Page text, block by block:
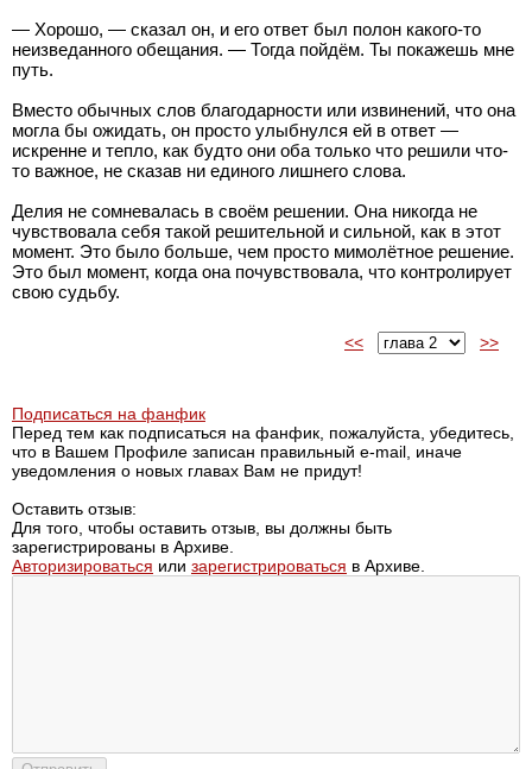
— Хорошо, — сказал он, и его ответ был полон какого-то
неизведанного обещания. — Тогда пойдём. Ты покажешь мне
путь.
Вместо обычных слов благодарности или извинений, что она
могла бы ожидать, он просто улыбнулся ей в ответ —
искренне и тепло, как будто они оба только что решили что-
то важное, не сказав ни единого лишнего слова.
Делия не сомневалась в своём решении. Она никогда не
чувствовала себя такой решительной и сильной, как в этот
момент. Это было больше, чем просто мимолётное решение.
Это был момент, когда она почувствовала, что контролирует
свою судьбу.
<< >>
Подписаться на фанфик
Перед тем как подписаться на фанфик, пожалуйста, убедитесь,
что в Вашем Профиле записан правильный e-mail, иначе
уведомления о новых главах Вам не придут!
Оставить отзыв:
Для того, чтобы оставить отзыв, вы должны быть
зарегистрированы в Архиве.
Авторизироваться или зарегистрироваться в Архиве.